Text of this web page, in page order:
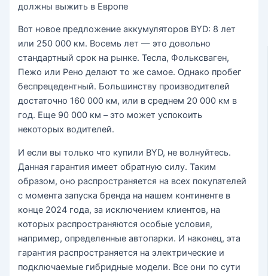
должны выжить в Европе
Вот новое предложение аккумуляторов BYD: 8 лет
или 250 000 км. Восемь лет — это довольно
стандартный срок на рынке. Тесла, Фольксваген,
Пежо или Рено делают то же самое. Однако пробег
беспрецедентный. Большинству производителей
достаточно 160 000 км, или в среднем 20 000 км в
год. Еще 90 000 км – это может успокоить
некоторых водителей.
И если вы только что купили BYD, не волнуйтесь.
Данная гарантия имеет обратную силу. Таким
образом, оно распространяется на всех покупателей
с момента запуска бренда на нашем континенте в
конце 2024 года, за исключением клиентов, на
которых распространяются особые условия,
например, определенные автопарки. И наконец, эта
гарантия распространяется на электрические и
подключаемые гибридные модели. Все они по сути